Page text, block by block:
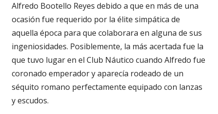
Alfredo Bootello Reyes debido a que en más de una
ocasión fue requerido por la élite simpática de
aquella época para que colaborara en alguna de sus
ingeniosidades. Posiblemente, la más acertada fue la
que tuvo lugar en el Club Náutico cuando Alfredo fue
coronado emperador y aparecía rodeado de un
séquito romano perfectamente equipado con lanzas
y escudos.